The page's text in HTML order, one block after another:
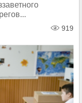
919